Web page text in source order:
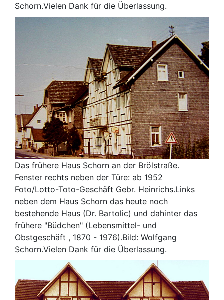
Schorn.Vielen Dank für die Überlassung.
Das frühere Haus Schorn an der Brölstraße.
Fenster rechts neben der Türe: ab 1952
Foto/Lotto-Toto-Geschäft Gebr. Heinrichs.Links
neben dem Haus Schorn das heute noch
bestehende Haus (Dr. Bartolic) und dahinter das
frühere "Büdchen" (Lebensmittel- und
Obstgeschäft , 1870 - 1976).Bild: Wolfgang
Schorn.Vielen Dank für die Überlassung.